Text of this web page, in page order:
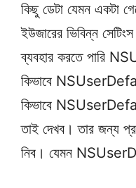
কিছু ডেটা যেমন একটা
ইউজারের ভিবিন্ন
ব্যবহার করতে পারি
কিভাবে
কিভাবে
তাই দেখব। তার জন্য
নিব। যেমন